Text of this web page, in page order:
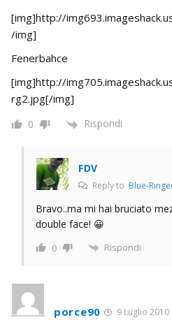
[img]http://
/img]
Fenerbahce
[img]http://
rg2.jpg[/img]
0 Rispondi
FDV
Reply to Blue-
Bravo..ma mi hai bruciato
double face! 😀
0 Rispondi
porce90 9 Luglio 2010